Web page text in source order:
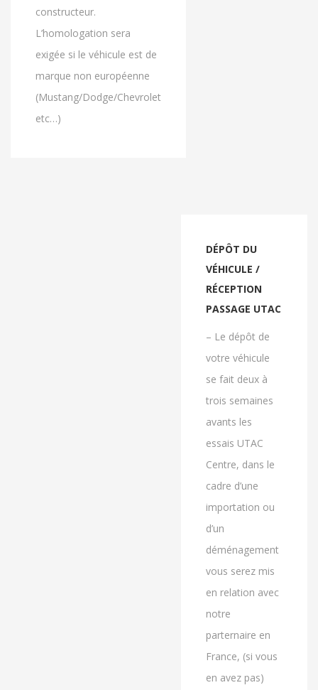
constructeur.
L’homologation sera
exigée si le véhicule est de
marque non européenne
(Mustang/Dodge/Chevrolet
etc…)
DÉPÔT DU
VÉHICULE /
RÉCEPTION
PASSAGE UTAC
– Le dépôt de
votre véhicule
se fait deux à
trois semaines
avants les
essais UTAC
Centre, dans le
cadre d’une
importation ou
d’un
déménagement
vous serez mis
en relation avec
notre
parternaire en
France, (si vous
en avez pas)